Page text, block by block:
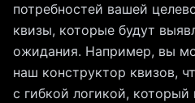
потребностей вашей
квизы, которые будут
ожидания. Например, вы
наш конструктор квизов,
с гибкой логикой,